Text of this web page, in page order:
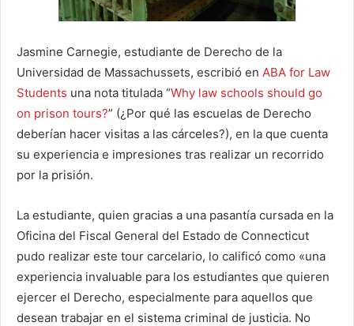
Jasmine Carnegie, estudiante de Derecho de la
Universidad de Massachussets, escribió en ABA for Law
Students una nota titulada “Why law schools should go
on prison tours?” (¿Por qué las escuelas de Derecho
deberían hacer visitas a las cárceles?), en la que cuenta
su experiencia e impresiones tras realizar un recorrido
por la prisión.
La estudiante, quien gracias a una pasantía cursada en la
Oficina del Fiscal General del Estado de Connecticut
pudo realizar este tour carcelario, lo calificó como «una
experiencia invaluable para los estudiantes que quieren
ejercer el Derecho, especialmente para aquellos que
desean trabajar en el sistema criminal de justicia. No